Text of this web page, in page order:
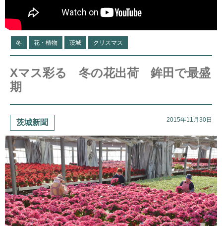
冬 花・植物 茨城 クリスマス
Xマス彩る 冬の花出荷 鉾田で最盛
期
茨城新聞 2015年11月30日